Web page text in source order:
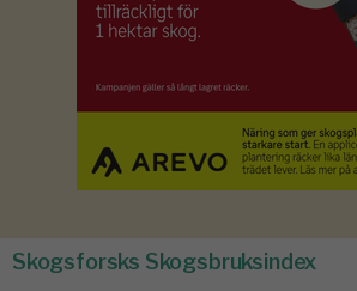
Skogsforsks Skogsbruksindex